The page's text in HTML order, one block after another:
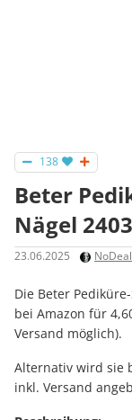
138
Beter
Nägel
23.06.2025
Die Beter
bei Amazon für
Versand möglich).
Alternativ wird sie
inkl. Versand